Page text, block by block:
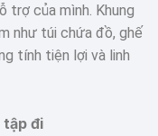
trợ của mình. Khung
như túi chứa đồ, ghế
tính tiện lợi và linh
tập đi